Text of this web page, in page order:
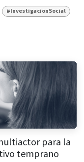
#InvestigacionSocial
para la
temprano